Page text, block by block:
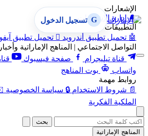
الإشعارات
🔔 إدارة الإشعارات
التطبيقات
🤖 تحميل تطبيق أندرويد  تحميل تطبيق
التواصل الاجتماعي | المناهج الإماراتية وأخبار
قناة تيليجرام
صفحة فيسبوك
واتساب
بوت المناهج
روابط مهمة
📄 شروط الاستخدام 🔒 سياسة الخصوصية
الملكية الفكرية
G تسجيل الدخول
بحث
المناهج الإماراتية